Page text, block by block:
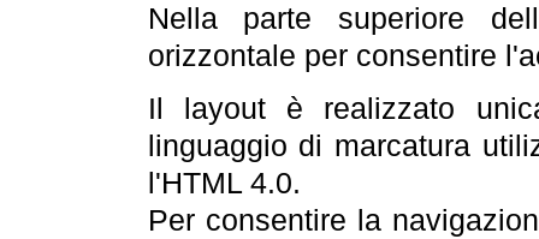
Nella parte superiore
orizzontale per consentire
Il layout è realizzato
linguaggio di marcatura
l'HTML 4.0.
Per consentire la